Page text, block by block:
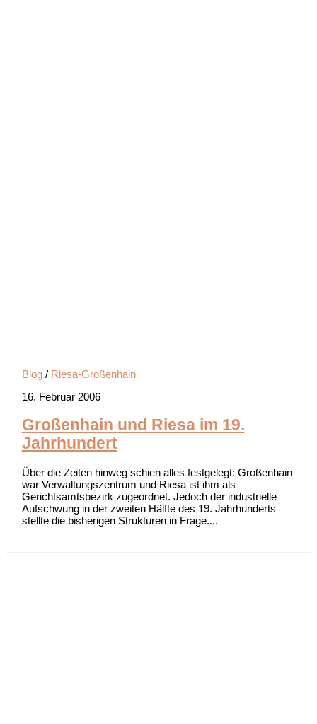
Blog/ Riesa-Großenhain
16. Februar 2006
Großenhain und Riesa im 19.
Jahrhundert
Über die Zeiten hinweg schien alles festgelegt: Großenhain
war Verwaltungszentrum und Riesa ist ihm als
Gerichtsamtsbezirk zugeordnet. Jedoch der industrielle
Aufschwung in der zweiten Hälfte des 19. Jahrhunderts
stellte die bisherigen Strukturen in Frage....